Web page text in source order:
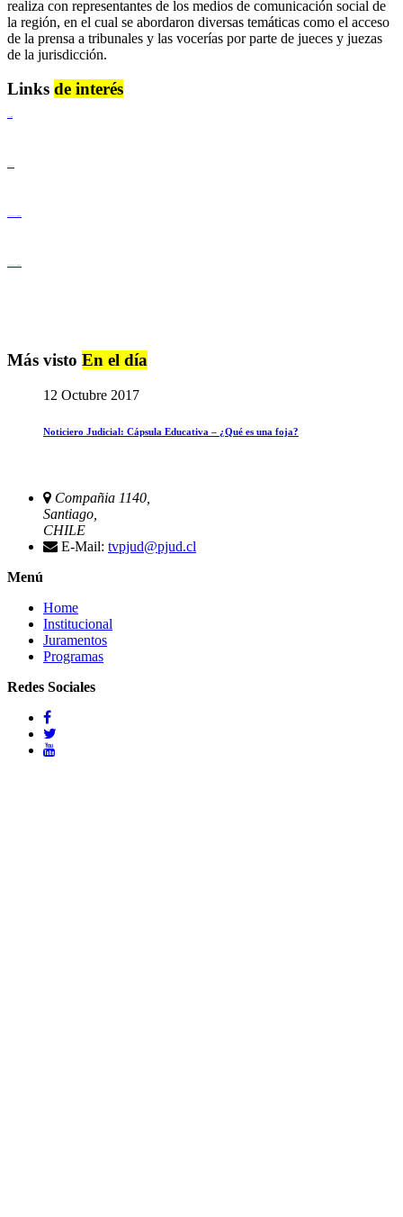
realiza con representantes de los medios de comunicación social de
la región, en el cual se abordaron diversas temáticas como el acceso
de la prensa a tribunales y las vocerías por parte de jueces y juezas
de la jurisdicción.
Links de interés
Más visto En el día
12 Octubre 2017
Noticiero Judicial: Cápsula Educativa – ¿Qué es una foja?
Compañia 1140,
Santiago,
CHILE
E-Mail: tvpjud@pjud.cl
Menú
Home
Institucional
Juramentos
Programas
Redes Sociales